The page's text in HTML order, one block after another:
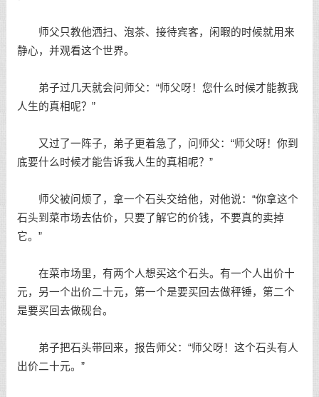
师父只教他洒扫、泡茶、接待宾客，闲暇的时候就用来
静心，并观看这个世界。
弟子过几天就会问师父：“师父呀！您什么时候才能教我
人生的真相呢？”
又过了一阵子，弟子更着急了，问师父：“师父呀！你到
底要什么时候才能告诉我人生的真相呢？”
师父被问烦了，拿一个石头交给他，对他说：“你拿这个
石头到菜市场去估价，只要了解它的价钱，不要真的卖掉
它。”
在菜市场里，有两个人想买这个石头。有一个人出价十
元，另一个出价二十元，第一个是要买回去做秤锤，第二个
是要买回去做砚台。
弟子把石头带回来，报告师父：“师父呀！这个石头有人
出价二十元。”